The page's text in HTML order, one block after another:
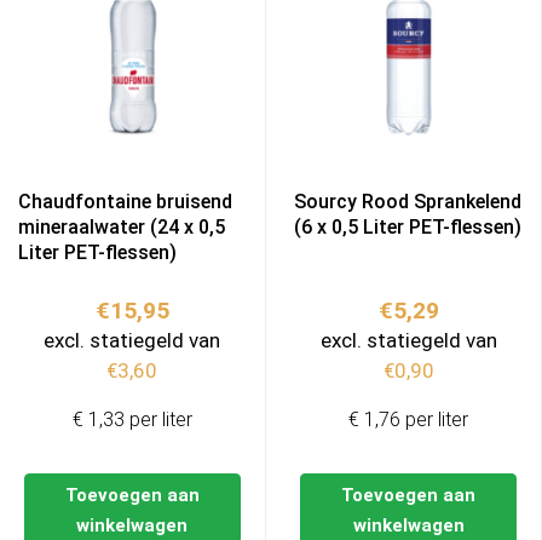
Chaudfontaine bruisend
mineraalwater (24 x 0,5
Liter PET-flessen)
€15,95
excl. statiegeld van
€3,60
Toevoegen aan
winkelwagen
€ 1,33 per liter
Sourcy Rood Sprankelend
(6 x 0,5 Liter PET-flessen)
€5,29
excl. statiegeld van
€0,90
Toevoegen aan
winkelwagen
€ 1,76 per liter